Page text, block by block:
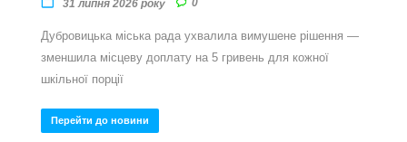
31 липня 2026 року
Дубровицька міська рада ухвалила вимушене рішення —
зменшила місцеву доплату на 5 гривень для кожної
шкільної порції
Перейти до новини